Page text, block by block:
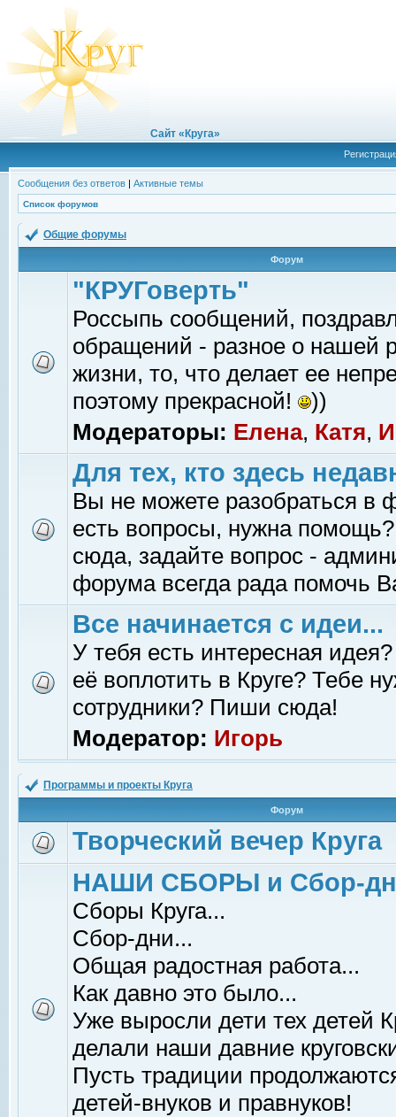
Сайт «Круга»
Сообщения без ответов | Активные темы
Список форумов
Общие форумы
Форум
"КРУГоверть"
Россыпь сообщений,
обращений - разное о нашей
жизни, то, что делает ее
поэтому прекрасной!
))
Модераторы: Елена, Катя,
Для тех, кто здесь
Вы не можете разобраться в
есть вопросы, нужна помощь?
сюда, задайте вопрос -
форума всегда рада помочь
Все начинается с идеи...
У тебя есть интересная
её воплотить в Круге? Тебе
сотрудники? Пиши сюда!
Модератор: Игорь
Программы и проекты Круга
Форум
Творческий вечер Круга
НАШИ СБОРЫ и Сбор-
Сборы Круга...
Сбор-дни...
Общая радостная работа...
Как давно это было...
Уже выросли дети тех детей
делали наши давние
Пусть традиции
детей-внуков и правнуков!